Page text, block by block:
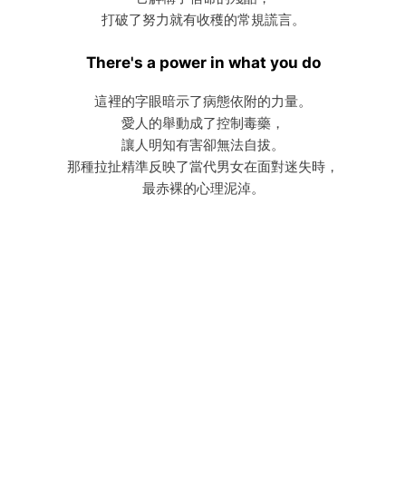
打破了努力就有收穫的常規謊言。
There's a power in what you do
這裡的字眼暗示了病態依附的力量。
愛人的舉動成了控制毒藥，
讓人明知有害卻無法自拔。
那種拉扯精準反映了當代男女在面對迷失時，
最赤裸的心理泥淖。